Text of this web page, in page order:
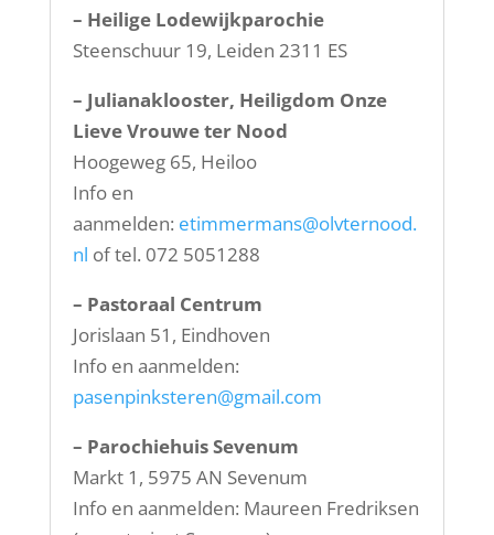
– Heilige Lodewijkparochie
Steenschuur 19, Leiden 2311 ES
– Julianaklooster, Heiligdom Onze
Lieve Vrouwe ter Nood
Hoogeweg 65, Heiloo
Info en
aanmelden: etimmermans@olvternood.
nl of tel. 072 5051288
– Pastoraal Centrum
Jorislaan 51, Eindhoven
Info en aanmelden:
pasenpinksteren@gmail.com
– Parochiehuis Sevenum
Markt 1, 5975 AN Sevenum
Info en aanmelden: Maureen Fredriksen